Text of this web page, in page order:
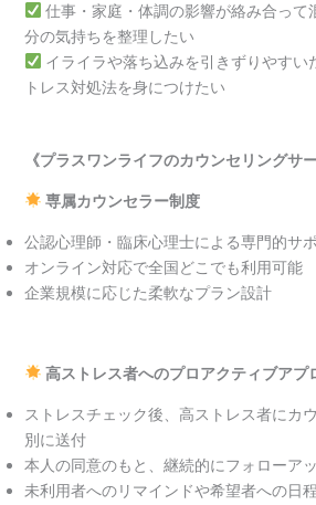
仕事・家庭・体調の影響が絡み合って
分の気持ちを整理したい
イライラや落ち込みを引きずりやすい
トレス対処法を身につけたい
《プラスワンライフのカウンセリングサ
専属カウンセラー制度
公認心理師・臨床心理士による専門的サ
オンライン対応で全国どこでも利用可能
企業規模に応じた柔軟なプラン設計
高ストレス者へのプロアクティブアプ
ストレスチェック後、高ストレス者にカ
別に送付
本人の同意のもと、継続的にフォローア
未利用者へのリマインドや希望者への日